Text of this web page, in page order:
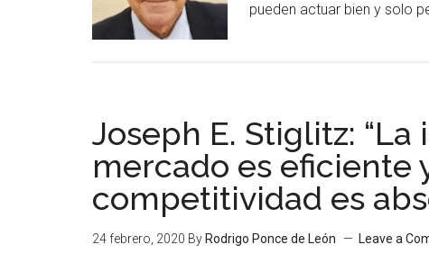
pueden actuar bien y solo
Joseph E. Stiglitz:
mercado es eficiente
competitividad es
24 febrero, 2020 By Rodrigo Ponce de León Leave a